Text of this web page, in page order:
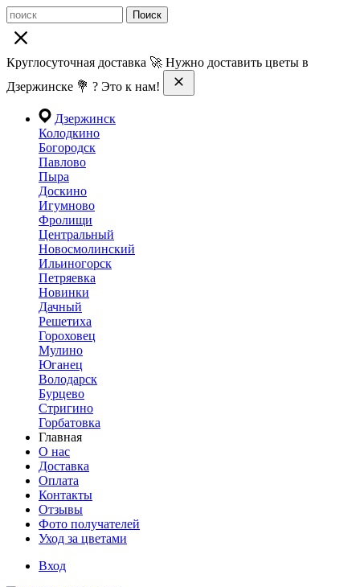
Поиск
Круглосуточная доставка 🚀 Нужно доставить цветы в
Дзержинске 💐 ? Это к нам!
Дзержинск
Колодкино
Богородск
Павлово
Пыра
Доскино
Игумново
Фролищи
Центральный
Новосмолинский
Ильиногорск
Петряевка
Новинки
Дачный
Решетиха
Гороховец
Мулино
Юганец
Володарск
Бурцево
Стригино
Горбатовка
Главная
О нас
Доставка
Оплата
Контакты
Отзывы
Фото получателей
Уход за цветами
Вход